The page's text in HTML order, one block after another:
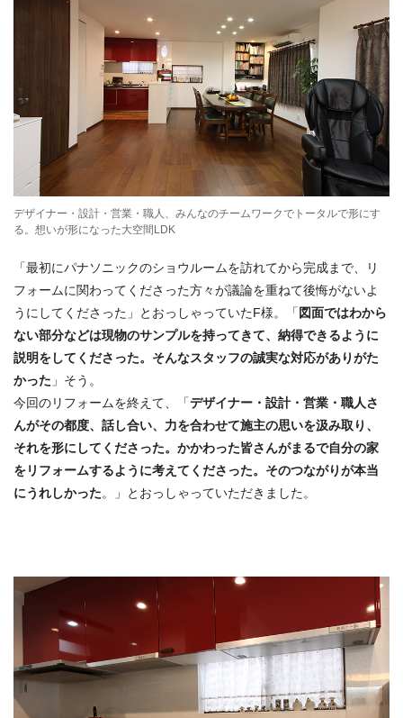
デザイナー・設計・営業・職人、みんなのチームワークでトータルで形にす
る。想いが形になった大空間LDK
「最初にパナソニックのショウルームを訪れてから完成まで、リ
フォームに関わってくださった方々が議論を重ねて後悔がないよ
うにしてくださった」とおっしゃっていたF様。「 図面ではわから
ない部分などは現物のサンプルを持ってきて、納得できるように
説明をしてくださった。そんなスタッフの誠実な対応がありがた
かった 」そう。
今回のリフォームを終えて、「デザイナー・設計・営業・職人さ
んがその都度、話し合い、力を合わせて施主の思いを汲み取り、
それを形にしてくださった。かかわった皆さんがまるで自分の家
をリフォームするように考えてくださった。そのつながりが本当
にうれしかった。」とおっしゃっていただきました。